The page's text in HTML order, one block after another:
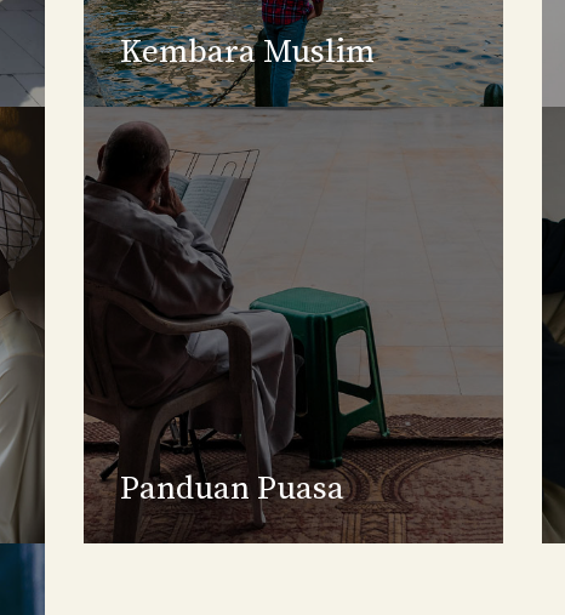
Kembara Muslim
Panduan Puasa